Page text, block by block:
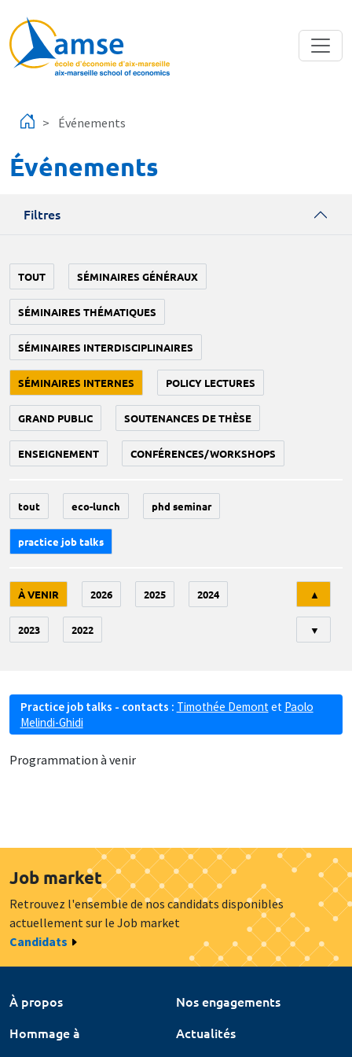
Événements
Événements
Filtres
TOUT SÉMINAIRES GÉNÉRAUX
SÉMINAIRES THÉMATIQUES
SÉMINAIRES INTERDISCIPLINAIRES
SÉMINAIRES INTERNES POLICY LECTURES
GRAND PUBLIC SOUTENANCES DE THÈSE
ENSEIGNEMENT CONFÉRENCES/WORKSHOPS
tout eco-lunch phd seminar
practice job talks
À VENIR 2026 2025 2024
2023 2022
▲
▼
Practice job talks - contacts : Timothée Demont et Paolo
Melindi-Ghidi
Programmation à venir
Job market
Retrouvez l'ensemble de nos candidats disponibles
actuellement sur le Job market
Candidats
À propos
Nos engagements
Hommage à
Actualités